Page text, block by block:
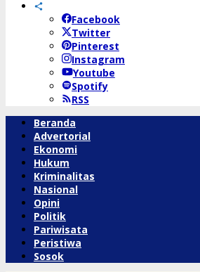
Facebook
Twitter
Pinterest
Instagram
Youtube
Spotify
RSS
Beranda
Advertorial
Ekonomi
Hukum
Kriminalitas
Nasional
Opini
Politik
Pariwisata
Peristiwa
Sosok